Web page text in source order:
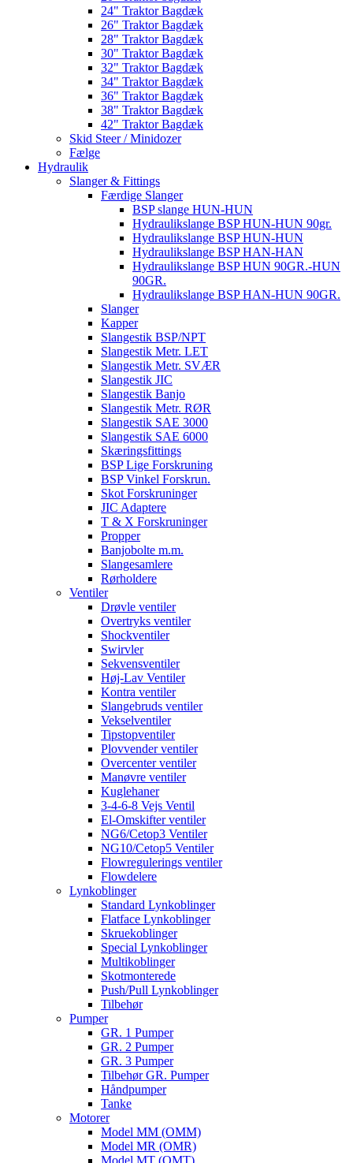
24" Traktor Bagdæk
26" Traktor Bagdæk
28" Traktor Bagdæk
30" Traktor Bagdæk
32" Traktor Bagdæk
34" Traktor Bagdæk
36" Traktor Bagdæk
38" Traktor Bagdæk
42" Traktor Bagdæk
Skid Steer / Minidozer
Fælge
Hydraulik
Slanger & Fittings
Færdige Slanger
BSP slange HUN-HUN
Hydraulikslange BSP HUN-HUN 90gr.
Hydraulikslange BSP HUN-HUN
Hydraulikslange BSP HAN-HAN
Hydraulikslange BSP HUN 90GR.-HUN
90GR.
Hydraulikslange BSP HAN-HUN 90GR.
Slanger
Kapper
Slangestik BSP/NPT
Slangestik Metr. LET
Slangestik Metr. SVÆR
Slangestik JIC
Slangestik Banjo
Slangestik Metr. RØR
Slangestik SAE 3000
Slangestik SAE 6000
Skæringsfittings
BSP Lige Forskruning
BSP Vinkel Forskrun.
Skot Forskruninger
JIC Adaptere
T & X Forskruninger
Propper
Banjobolte m.m.
Slangesamlere
Rørholdere
Ventiler
Drøvle ventiler
Overtryks ventiler
Shockventiler
Swirvler
Sekvensventiler
Høj-Lav Ventiler
Kontra ventiler
Slangebruds ventiler
Vekselventiler
Tipstopventiler
Plovvender ventiler
Overcenter ventiler
Manøvre ventiler
Kuglehaner
3-4-6-8 Vejs Ventil
El-Omskifter ventiler
NG6/Cetop3 Ventiler
NG10/Cetop5 Ventiler
Flowregulerings ventiler
Flowdelere
Lynkoblinger
Standard Lynkoblinger
Flatface Lynkoblinger
Skruekoblinger
Special Lynkoblinger
Multikoblinger
Skotmonterede
Push/Pull Lynkoblinger
Tilbehør
Pumper
GR. 1 Pumper
GR. 2 Pumper
GR. 3 Pumper
Tilbehør GR. Pumper
Håndpumper
Tanke
Motorer
Model MM (OMM)
Model MR (OMR)
Model MT (OMT)